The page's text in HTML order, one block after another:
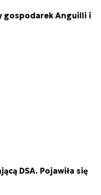
gospodarek Anguilli i
DSA. Pojawiła się